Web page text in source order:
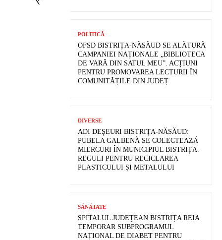
POLITICĂ
OFSD BISTRIȚA-NĂSĂUD SE ALĂTURĂ
CAMPANIEI NAȚIONALE „BIBLIOTECA
DE VARĂ DIN SATUL MEU”. ACȚIUNI
PENTRU PROMOVAREA LECTURII ÎN
COMUNITĂȚILE DIN JUDEȚ
DIVERSE
ADI DEȘEURI BISTRIȚA-NĂSĂUD:
PUBELA GALBENĂ SE COLECTEAZĂ
MIERCURI ÎN MUNICIPIUL BISTRIȚA.
REGULI PENTRU RECICLAREA
PLASTICULUI ȘI METALULUI
SĂNĂTATE
SPITALUL JUDEȚEAN BISTRIȚA REIA
TEMPORAR SUBPROGRAMUL
NAȚIONAL DE DIABET PENTRU